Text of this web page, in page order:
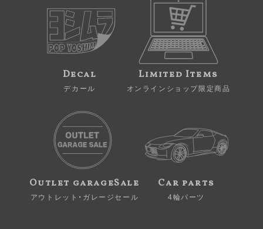
Decal
デカール
Limited Items
オンラインショップ限定商品
Outlet garageSale
アウトレット・ガレージセール
Car parts
4輪パーツ